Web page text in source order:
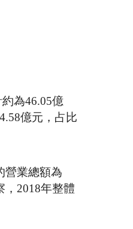
為46.05億
億元，占比
營業總額為
，2018年整體